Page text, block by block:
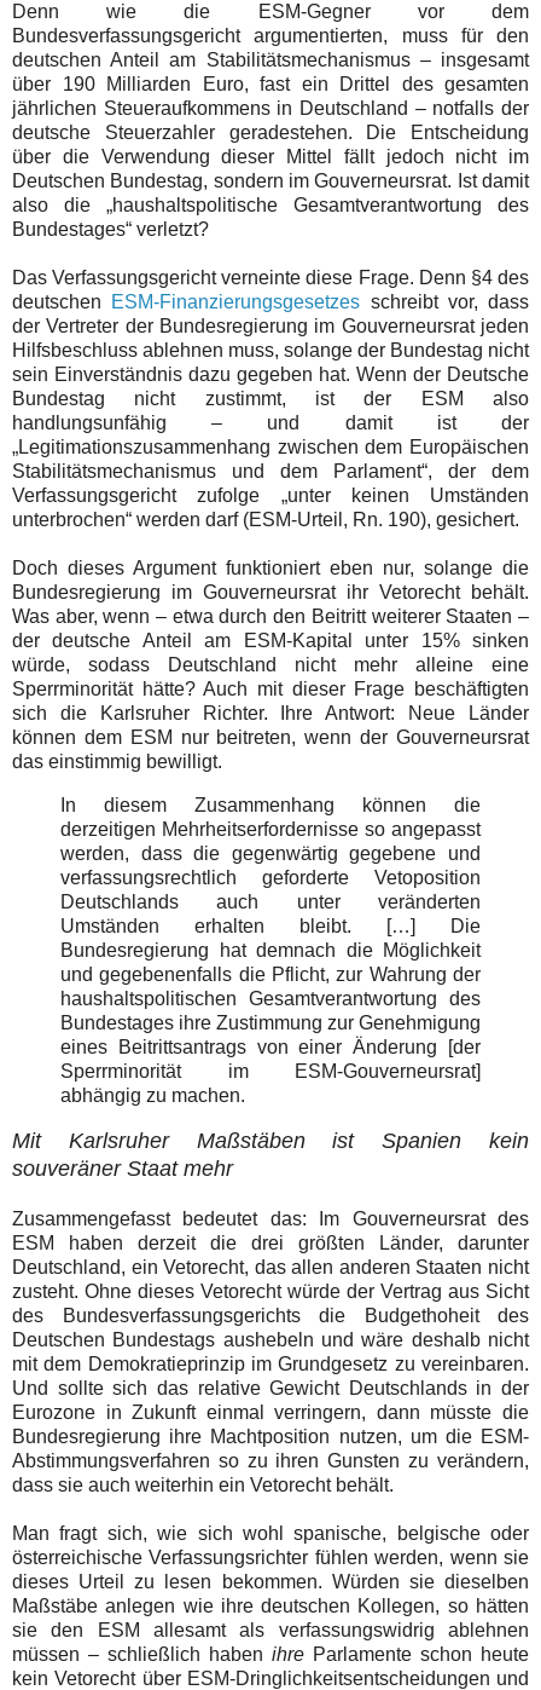
Denn wie die ESM-Gegner vor dem
Bundesverfassungsgericht argumentierten, muss für den
deutschen Anteil am Stabilitätsmechanismus – insgesamt
über 190 Milliarden Euro, fast ein Drittel des gesamten
jährlichen Steueraufkommens in Deutschland – notfalls der
deutsche Steuerzahler geradestehen. Die Entscheidung
über die Verwendung dieser Mittel fällt jedoch nicht im
Deutschen Bundestag, sondern im Gouverneursrat. Ist damit
also die „haushaltspolitische Gesamtverantwortung des
Bundestages“ verletzt?
Das Verfassungsgericht verneinte diese Frage. Denn §4 des
deutschen
ESM-Finanzierungsgesetzes schreibt vor, dass
der Vertreter der Bundesregierung im Gouverneursrat jeden
Hilfsbeschluss ablehnen muss, solange der Bundestag nicht
sein Einverständnis dazu gegeben hat. Wenn der Deutsche
Bundestag nicht zustimmt, ist der ESM also
handlungsunfähig – und damit ist der
„Legitimationszusammenhang zwischen dem Europäischen
Stabilitätsmechanismus und dem Parlament“, der dem
Verfassungsgericht zufolge „unter keinen Umständen
unterbrochen“ werden darf (ESM-Urteil, Rn. 190), gesichert.
Doch dieses Argument funktioniert eben nur, solange die
Bundesregierung im Gouverneursrat ihr Vetorecht behält.
Was aber, wenn – etwa durch den Beitritt weiterer Staaten –
der deutsche Anteil am ESM-Kapital unter 15% sinken
würde, sodass Deutschland nicht mehr alleine eine
Sperrminorität hätte? Auch mit dieser Frage beschäftigten
sich die Karlsruher Richter. Ihre Antwort: Neue Länder
können dem ESM nur beitreten, wenn der Gouverneursrat
das einstimmig bewilligt.
In diesem Zusammenhang können die
derzeitigen Mehrheitserfordernisse so angepasst
werden, dass die gegenwärtig gegebene und
verfassungsrechtlich geforderte Vetoposition
Deutschlands auch unter veränderten
Umständen erhalten bleibt. […] Die
Bundesregierung hat demnach die Möglichkeit
und gegebenenfalls die Pflicht, zur Wahrung der
haushaltspolitischen Gesamtverantwortung des
Bundestages ihre Zustimmung zur Genehmigung
eines Beitrittsantrags von einer Änderung [der
Sperrminorität im ESM-Gouverneursrat]
abhängig zu machen.
Mit Karlsruher Maßstäben ist Spanien kein
souveräner Staatmehr
Zusammengefasst bedeutet das: Im Gouverneursrat des
ESM haben derzeit die drei größten Länder, darunter
Deutschland, ein Vetorecht, das allen anderen Staaten nicht
zusteht. Ohne dieses Vetorecht würde der Vertrag aus Sicht
des Bundesverfassungsgerichts die Budgethoheit des
Deutschen Bundestags aushebeln und wäre deshalb nicht
mit dem Demokratieprinzip im Grundgesetz zu vereinbaren.
Und sollte sich das relative Gewicht Deutschlands in der
Eurozone in Zukunft einmal verringern, dann müsste die
Bundesregierung ihre Machtposition nutzen, um die ESM-
Abstimmungsverfahren so zu ihren Gunsten zu verändern,
dass sie auch weiterhin ein Vetorecht behält.
Man fragt sich, wie sich wohl spanische, belgische oder
österreichische Verfassungsrichter fühlen werden, wenn sie
dieses Urteil zu lesen bekommen. Würden sie dieselben
Maßstäbe anlegen wie ihre deutschen Kollegen, so hätten
sie den ESM allesamt als verfassungswidrig ablehnen
müssen – schließlich haben ihre Parlamente schon heute
kein Vetorecht über ESM-Dringlichkeitsentscheidungen und